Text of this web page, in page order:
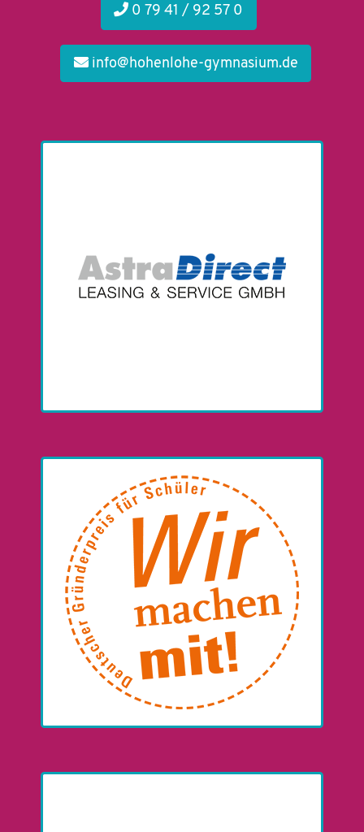
0 79 41 / 92 57 0
info@hohenlohe-gymnasium.de